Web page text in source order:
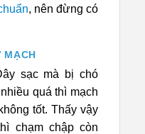
, nên đừng có
MẠCH
sạc mà bị chó
quá thì mạch
tốt. Thấy vậy
chạm chập còn